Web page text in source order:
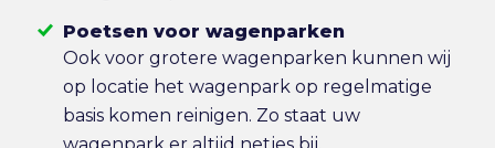
Poetsen voor wagenparken
Ook voor grotere wagenparken kunnen wij
op locatie het wagenpark op regelmatige
basis komen reinigen. Zo staat uw
wagenpark er altijd netjes bij.